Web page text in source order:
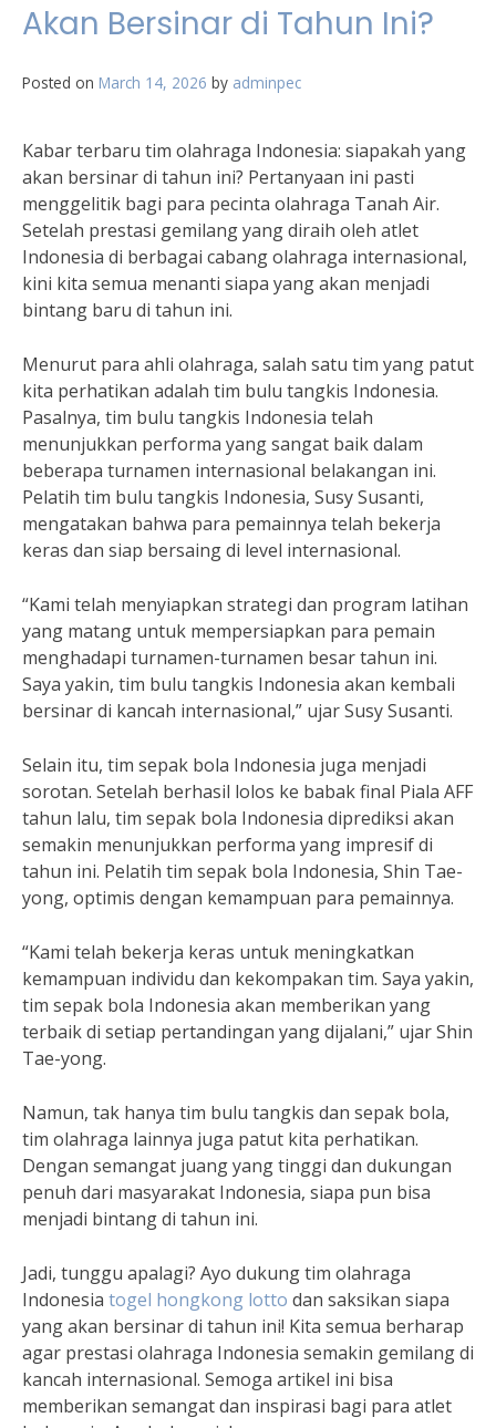
Akan Bersinar di Tahun Ini?
Posted on March 14, 2026 by adminpec
Kabar terbaru tim olahraga Indonesia: siapakah yang
akan bersinar di tahun ini? Pertanyaan ini pasti
menggelitik bagi para pecinta olahraga Tanah Air.
Setelah prestasi gemilang yang diraih oleh atlet
Indonesia di berbagai cabang olahraga internasional,
kini kita semua menanti siapa yang akan menjadi
bintang baru di tahun ini.
Menurut para ahli olahraga, salah satu tim yang patut
kita perhatikan adalah tim bulu tangkis Indonesia.
Pasalnya, tim bulu tangkis Indonesia telah
menunjukkan performa yang sangat baik dalam
beberapa turnamen internasional belakangan ini.
Pelatih tim bulu tangkis Indonesia, Susy Susanti,
mengatakan bahwa para pemainnya telah bekerja
keras dan siap bersaing di level internasional.
“Kami telah menyiapkan strategi dan program latihan
yang matang untuk mempersiapkan para pemain
menghadapi turnamen-turnamen besar tahun ini.
Saya yakin, tim bulu tangkis Indonesia akan kembali
bersinar di kancah internasional,” ujar Susy Susanti.
Selain itu, tim sepak bola Indonesia juga menjadi
sorotan. Setelah berhasil lolos ke babak final Piala AFF
tahun lalu, tim sepak bola Indonesia diprediksi akan
semakin menunjukkan performa yang impresif di
tahun ini. Pelatih tim sepak bola Indonesia, Shin Tae-
yong, optimis dengan kemampuan para pemainnya.
“Kami telah bekerja keras untuk meningkatkan
kemampuan individu dan kekompakan tim. Saya yakin,
tim sepak bola Indonesia akan memberikan yang
terbaik di setiap pertandingan yang dijalani,” ujar Shin
Tae-yong.
Namun, tak hanya tim bulu tangkis dan sepak bola,
tim olahraga lainnya juga patut kita perhatikan.
Dengan semangat juang yang tinggi dan dukungan
penuh dari masyarakat Indonesia, siapa pun bisa
menjadi bintang di tahun ini.
Jadi, tunggu apalagi? Ayo dukung tim olahraga
Indonesia togel hongkong lotto dan saksikan siapa
yang akan bersinar di tahun ini! Kita semua berharap
agar prestasi olahraga Indonesia semakin gemilang di
kancah internasional. Semoga artikel ini bisa
memberikan semangat dan inspirasi bagi para atlet